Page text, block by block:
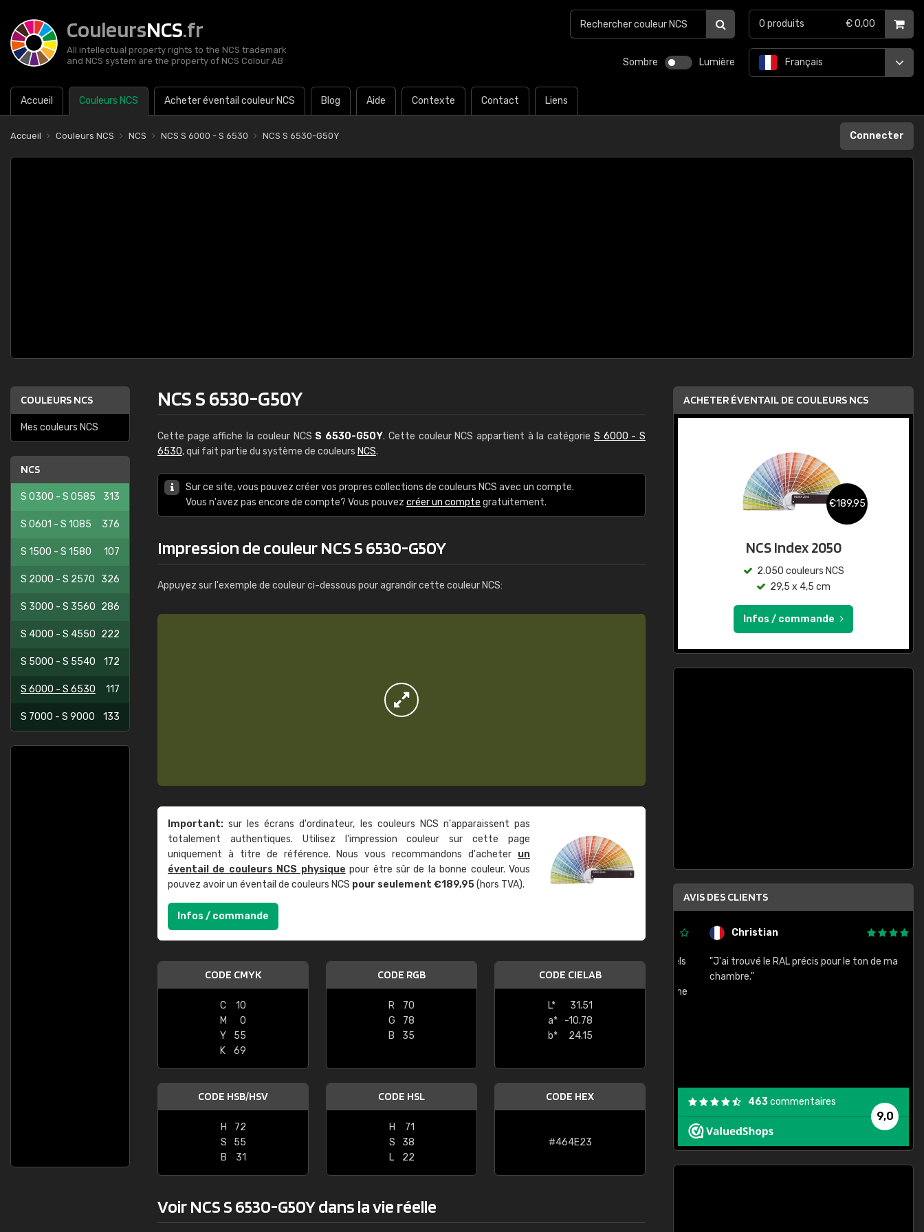
CouleursNCS.fr
All intellectual property rights to the NCS trademark
and NCS system are the property of NCS Colour AB
Sombre Lumière
Accueil Couleurs NCS Acheter éventail couleur NCS Blog Aide Contexte Contact Liens
Français
0 produits € 0,00
Accueil Couleurs NCS NCS NCS S 6000 - S 6530 NCS S 6530-G50Y Connecter
COULEURS NCS
Mes couleurs NCS
NCS
S 0300 - S 0585 313
S 0601 - S 1085 376
S 1500 - S 1580 107
S 2000 - S 2570 326
S 3000 - S 3560 286
S 4000 - S 4550 222
S 5000 - S 5540 172
S 6000 - S 6530 117
S 7000 - S 9000 133
NCS S 6530-G50Y
Cette page affiche la couleur NCS S 6530-G50Y. Cette couleur NCS appartient à la catégorie S 6000 - S
6530, qui fait partie du système de couleurs NCS.
Sur ce site, vous pouvez créer vos propres collections de couleurs NCS avec un compte.
Vous n'avez pas encore de compte? Vous pouvez créer un compte gratuitement.
Impression de couleur NCS S 6530-G50Y
Appuyez sur l'exemple de couleur ci-dessous pour agrandir cette couleur NCS:
Important: sur les écrans d'ordinateur, les couleurs NCS n'apparaissent pas
totalement authentiques. Utilisez l'impression couleur sur cette page
uniquement à titre de référence. Nous vous recommandons d'acheter un
éventail de couleurs NCS physique pour être sûr de la bonne couleur. Vous
pouvez avoir un éventail de couleurs NCS pour seulement €189,95(hors TVA).
Infos / commande
CODE CMYK
C
10
M
0
Y
55
K
69
CODE RGB
R
70
G
78
B
35
CODE CIELAB
L*
31.51
a*
-10.78
b*
24.15
CODE HSB/HSV
H
72
S
55
B
31
CODE HSL
H
71
S
38
L
22
CODE HEX
#464E23
Voir NCS S 6530-G50Y dans la vie réelle
ACHETER ÉVENTAIL DE COULEURS NCS
€189,95
NCS Index 2050
2.050 couleurs NCS
29,5 x 4,5 cm
Infos / commande
AVIS DES CLIENTS
"Le site ne permet pas de voir clairement quels
sont les produits disponibles. Il y a plusieurs
palettes de couleurs: Classic, Design, etc. On ne
comprend pas qui est quoi. La livraison s'est
bien passé et le produit reçu me convient."
Christian
"J'ai trouvé le RAL précis pour le ton de ma
chambre."
9,0
463commentaires